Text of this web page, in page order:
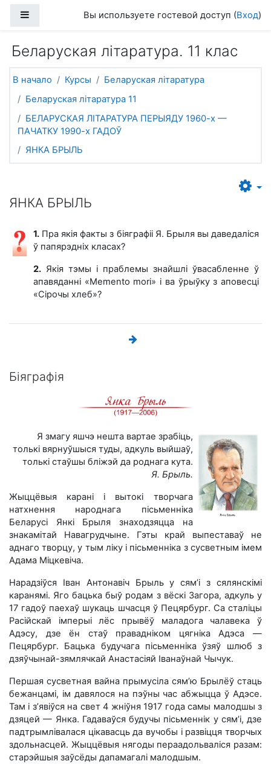
Боковая панельВы используете гостевой доступ (Вход)
Беларуская літаратура. 11 клас
В начало Курсы
Беларуская літаратура
Беларуская літаратура 11
БЕЛАРУСКАЯ ЛІТАРАТУРА ПЕРЫЯДУ 1960-х —
ПАЧАТКУ 1990-х ГАДОЎ
ЯНКА БРЫЛЬ
ЯНКА БРЫЛЬ
1. Пра якія факты з біяграфіі Я. Брыля вы даведаліся
ў папярэдніх класах?
2. Якія тэмы і праблемы знайшлі ўвасабленне ў
апавяданні «Memento mori» і ва ўрыўку з аповесці
«Сірочы хлеб»?
Біяграфія
Я змагу яшчэ нешта вартае зрабіць,
толькі вярнуўшыся туды, адкуль выйшаў,
толькі стаўшы бліжэй да роднага кута.
Я. Брыль.
Жыццёвыя карані і вытокі творчага
натхнення народнага пісьменніка
Беларусі Янкі Брыля знаходзяцца на
знакамітай Навагрудчыне. Гэты край выпеставаў не
аднаго творцу, у тым ліку і пісьменніка з сусветным імем
Адама Міцкевіча.
Нарадзіўся Іван Антонавіч Брыль у сям’і з сялянскімі
каранямі. Яго бацька быў родам з вёскі Загора, адкуль у
17 гадоў паехаў шукаць шчасця ў Пецярбург. Са сталіцы
Расійскай імперыі лёс прывёў маладога чалавека ў
Адэсу, дзе ён стаў правадніком цягніка Адэса —
Пецярбург. Бацька будучага пісьменніка ўзяў шлюб з
дзяўчынай-зямлячкай Анастасіяй Іванаўнай Чычук.
Першая сусветная вайна прымусіла сям’ю Брылёў стаць
бежанцамі, ім давялося на пэўны час абжыцца ў Адэсе.
Там і з’явіўся на свет 4 жніўня 1917 года самы малодшы з
дзяцей — Янка. Гадаваўся будучы пісьменнік у сям’і, дзе
падтрымлівалася цікавасць да вучобы і развіцця творчых
здольнасцей. Жыццёвыя нягоды пераадольваліся разам:
старэйшыя заўсёды дапамагалі малодшым.